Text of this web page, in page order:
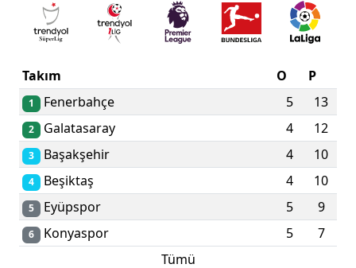
Takım O P
1 Fenerbahçe 5 13
2 Galatasaray 4 12
3 Başakşehir 4 10
4 Beşiktaş 4 10
5 Eyüpspor 5 9
6 Konyaspor 5
7
Tümü